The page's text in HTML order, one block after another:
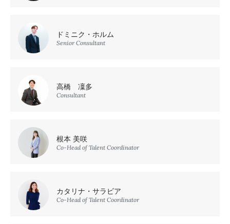
ドミニク・ホルム
Senior Consultant
高橋 凜多
Consultant
根本 美咲
Co-Head of Talent Coordinator
カタリナ・サラビア
Co-Head of Talent Coordinator